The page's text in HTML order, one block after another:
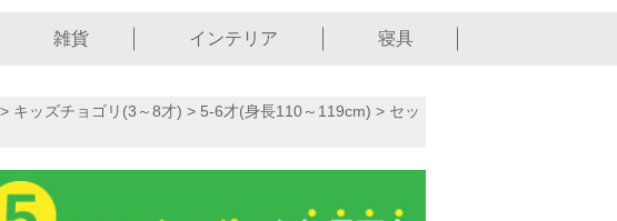
雑貨 インテリア 寝具
> キッズチョゴリ(3～8才) > 5-6才(身長110～119cm) > セッ